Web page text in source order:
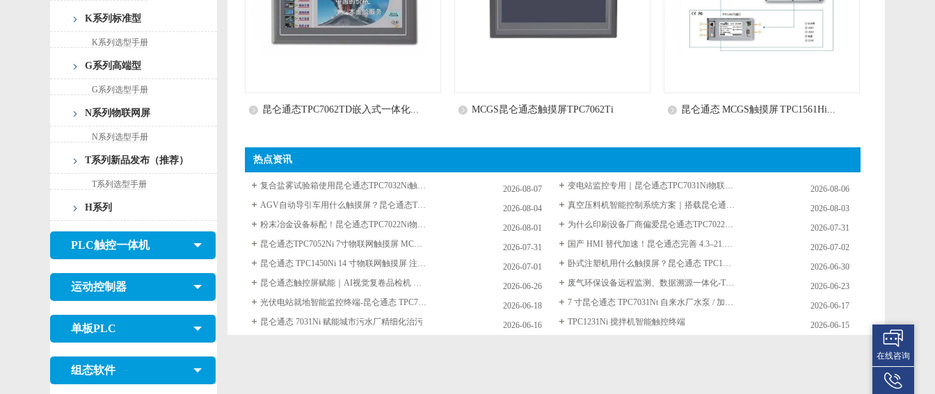
K系列标准型
K系列选型手册
G系列高端型
G系列选型手册
N系列物联网屏
N系列选型手册
T系列新品发布（推荐）
T系列选型手册
H系列
PLC触控一体机
运动控制器
单板PLC
组态软件
昆仑通态TPC7062TD嵌入式一体化... MCGS昆仑通态触摸屏TPC7062Ti 昆仑通态 MCGS触摸屏 TPC1561Hi...
热点资讯
2026-08-07
复合盐雾试验箱使用昆仑通态TPC7032Ni触摸屏 2026-08-06
变电站监控专用｜昆仑通态TPC7031Ni物联网HMI，智能电网人机交互优...
2026-08-04
AGV自动导引车用什么触摸屏？昆仑通态TPC7022Ei功能优势详解 2026-08-03
真空压料机智能控制系统方案｜搭载昆仑通态TPC1531Ni 15.6寸大屏触...
2026-08-01
粉末冶金设备标配！昆仑通态TPC7022Ni物联网触摸屏 抗粉尘稳定运行... 2026-07-31
为什么印刷设备厂商偏爱昆仑通态TPC7022Ei？印刷机应用优势详解
2026-07-31
昆仑通态TPC7052Ni 7寸物联网触摸屏 MCGS远程上下载 水处理包装机... 2026-07-02
国产 HMI 替代加速！昆仑通态完善 4.3–21.5 寸全尺寸触屏矩阵，N 系...
2026-07-01
昆仑通态 TPC1450Ni 14 寸物联网触摸屏 注塑机专用人机界面 HMI 成... 2026-06-30
卧式注塑机用什么触摸屏？昆仑通态 TPC1051Nt
2026-06-26
昆仑通态触控屏赋能｜AI视觉复卷品检机 全品类卷材在线缺陷检测设... 2026-06-23
废气环保设备远程监测、数据溯源一体化-TPC7032Nt 触摸屏
2026-06-18
光伏电站就地智能监控终端-昆仑通态 TPC7031Nt 2026-06-17
7 寸昆仑通态 TPC7031Nt 自来水厂水泵 / 加药 / 液位一体化监控屏...
2026-06-16
昆仑通态 7031Ni 赋能城市污水厂精细化治污 2026-06-15
TPC1231Ni 搅拌机智能触控终端
在线咨询